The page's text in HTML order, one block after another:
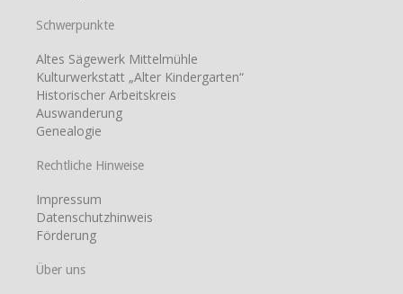
Schwerpunkte
Altes Sägewerk Mittelmühle
Kulturwerkstatt „Alter Kindergarten“
Historischer Arbeitskreis
Auswanderung
Genealogie
Rechtliche Hinweise
Impressum
Datenschutzhinweis
Förderung
Über uns